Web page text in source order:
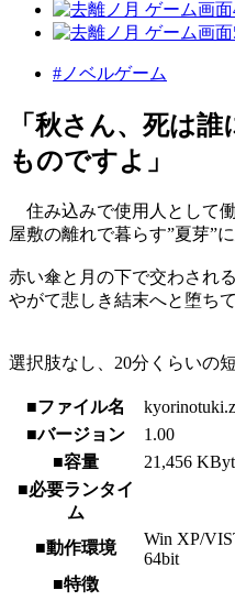
#ノベルゲーム
「秋さん、死は
ものですよ」
住み込みで使用人として働
屋敷の離れで暮らす”夏芽”に
赤い傘と月の下で交わされる
やがて悲しき結末へと堕ち
選択肢なし、20分くらいの
■ファイル名
■バージョン
1.00
■容量
21,456
■必要ランタイ
ム
■動作環境
Win XP/
64bit
■特徴